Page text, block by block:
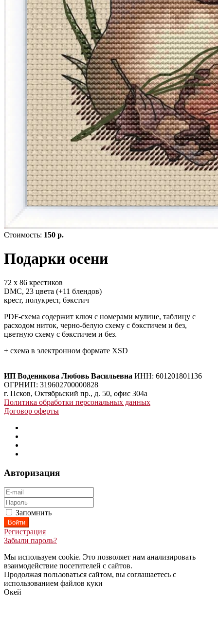
Стоимость: 150 р.
Подарки осени
72 х 86 крестиков
DMC, 23 цвета (+11 блендов)
крест, полукрест, бэкстич
PDF-схема содержит ключ с номерами мулине, таблицу с
расходом ниток, черно-белую схему с бэкстичем и без,
цветную схему с бэкстичем и без.
+ схема в электронном формате XSD
ИП Воденикова Любовь Васильевна ИНН: 601201801136
ОГРНИП: 319602700000828
г. Псков, Октябрьский пр., д. 50, офис 304а
Политика обработки персональных данных
Договор оферты
Авторизация
Запомнить
Регистрация
Забыли пароль?
Мы используем cookie. Это позволяет нам анализировать
взаимодействие посетителей с сайтов.
Продолжая пользоваться сайтом, вы соглашаетесь с
использованием файлов куки
Окей